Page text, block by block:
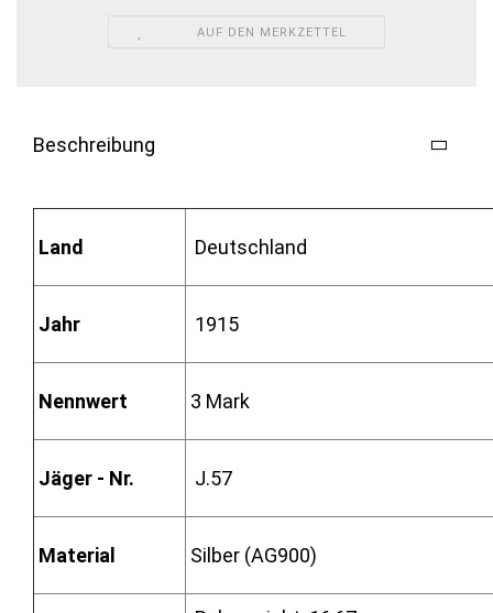
AUF DEN MERKZETTEL
Beschreibung
Land Deutschland
Jahr 1915
Nennwert 3 Mark
Jäger - Nr. J.57
Material Silber (AG900)